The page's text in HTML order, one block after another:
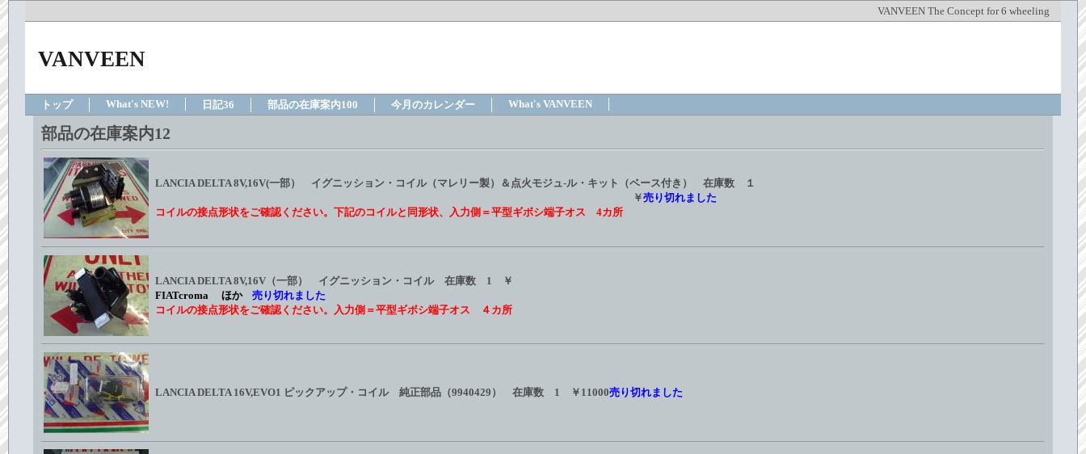
VANVEEN The Concept for 6 wheeling
VANVEEN
トップ What's NEW! 日記36 部品の在庫案内100 今月のカレンダー What's VANVEEN
部品の在庫案内12
LANCIA DELTA 8V,16V(一部） イグニッション・コイル（マレリー製）＆点火モジュ-ル・キット（ベース付き） 在庫数 １
￥売り切れました
コイルの接点形状をご確認ください。下記のコイルと同形状、入力側＝平型ギボシ端子オス 4カ所
LANCIA DELTA 8V,16V（一部） イグニッション・コイル 在庫数 1 ￥
FIATcroma ほか 売り切れました
コイルの接点形状をご確認ください。入力側＝平型ギボシ端子オス ４カ所
LANCIA DELTA 16V,EVO1 ピックアップ・コイル 純正部品（9940429） 在庫数 1 ￥11000売り切れました